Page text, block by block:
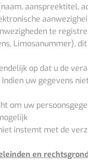
aanspreektitel,
te
Limosanummer),
op dat u de
uw gegevens
om uw
instemt met de
en